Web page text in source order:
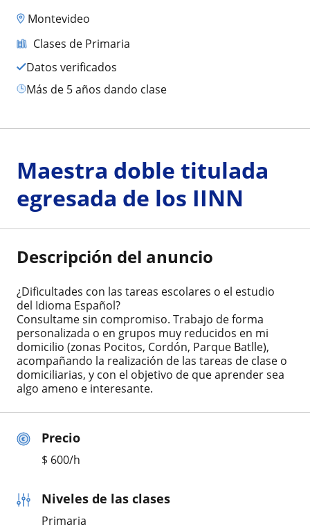
Montevideo
Clases de Primaria
Datos verificados
más de 5 años dando clase
Precio
$ 600/h
Niveles de las clases
Primaria
Maestra doble titulada
egresada de los IINN
Descripción del anuncio
¿Dificultades con las tareas escolares o el estudio
del Idioma Español?
Consultame sin compromiso. Trabajo de forma
personalizada o en grupos muy reducidos en mi
domicilio (zonas Pocitos, Cordón, Parque Batlle),
acompañando la realización de las tareas de clase o
domiciliarias, y con el objetivo de que aprender sea
algo ameno e interesante.